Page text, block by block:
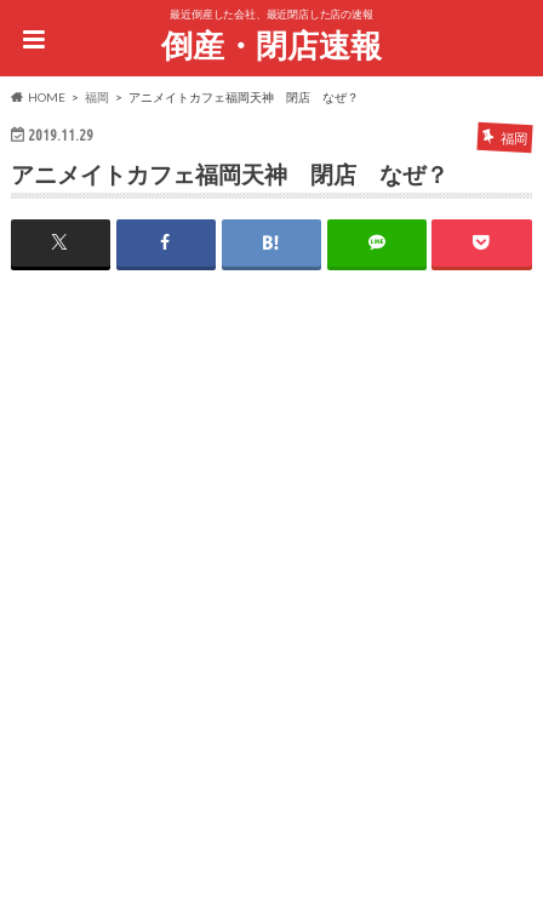
最近倒産した会社、最近閉店した店の速報
倒産・閉店速報
HOME 福岡 アニメイトカフェ福岡天神 閉店 なぜ？
2019.11.29 福岡
アニメイトカフェ福岡天神 閉店 なぜ？